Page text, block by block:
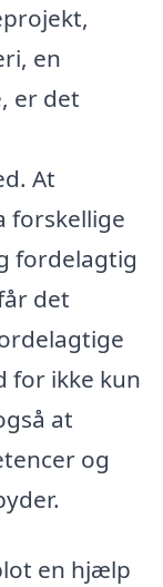
en
er det
At
forskellige
fordelagtig
det
for ikke kun
at
og
en hjælp